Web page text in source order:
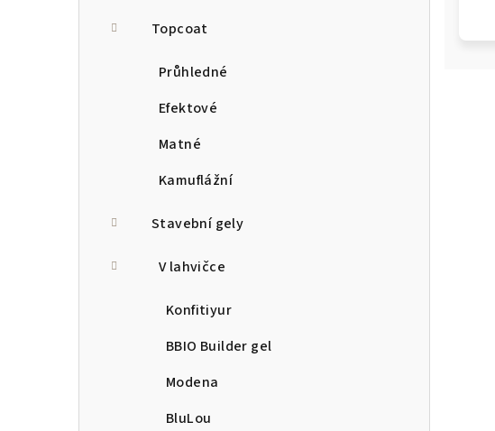
Topcoat
Průhledné
Efektové
Matné
Kamuflážní
Stavební gely
V lahvičce
Konfitiyur
BBIO Builder gel
Modena
BluLou